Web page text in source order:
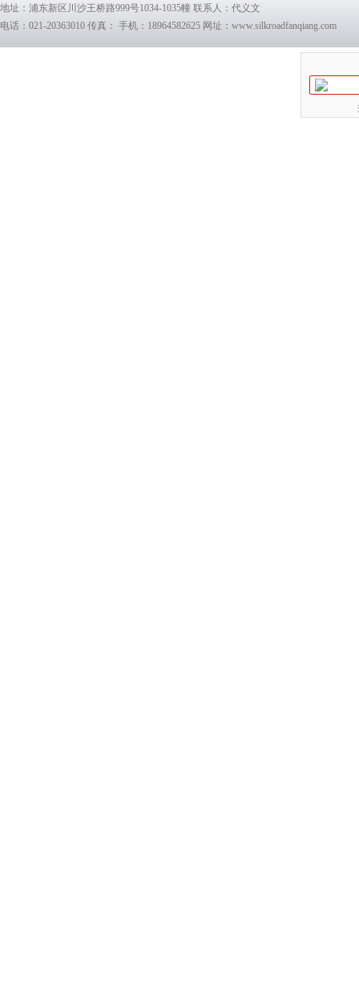
地址：浦东新区川沙王桥路999号1034-1035幢 联系人：代义文
电话：021-20363010 传真： 手机：18964582625 网址：www.silkroadfanqiang.com